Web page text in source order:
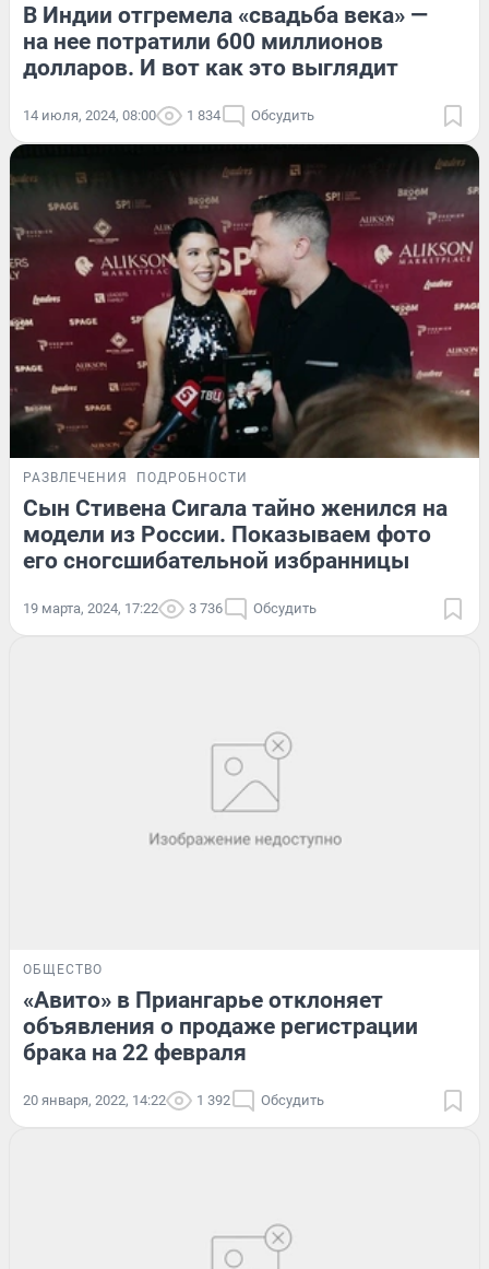
В Индии отгремела «свадьба века» —
на нее потратили 600 миллионов
долларов. И вот как это выглядит
14 июля, 2024, 08:00 1 834 Обсудить
РАЗВЛЕЧЕНИЯ ПОДРОБНОСТИ
Сын Стивена Сигала тайно женился на
модели из России. Показываем фото
его сногсшибательной избранницы
19 марта, 2024, 17:22 3 736 Обсудить
ОБЩЕСТВО
«Авито» в Приангарье отклоняет
объявления о продаже регистрации
брака на 22 февраля
20 января, 2022, 14:22 1 392 Обсудить